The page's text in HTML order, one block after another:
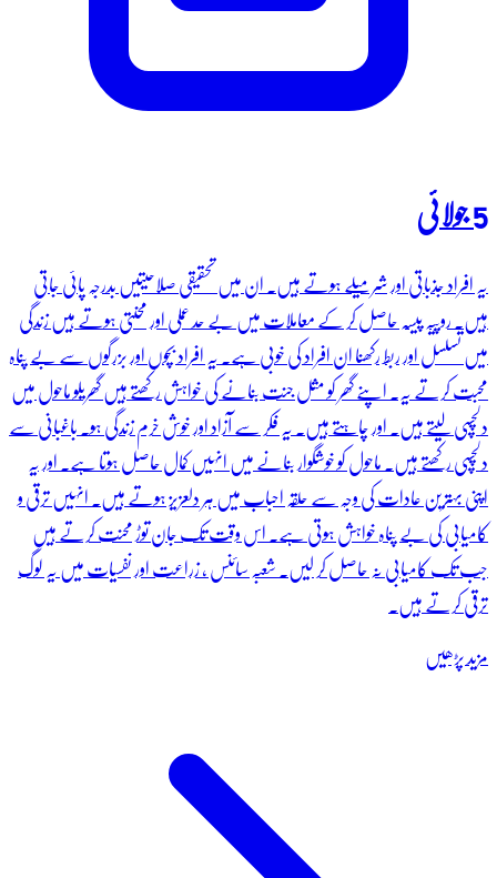
5 جولائی
یہ افراد جذباتی اور شرمیلے ہوتے ہیں۔ ان میں تحقیقی صلاحیتیں بدرجہ پائی جاتی
ہیں۔ روپیہ پیسہ حاصل کر کے معاملات میں بے حد عملی اور محنتی ہوتے ہیں زندگی
میں تسلسل اور ربط رکھنا ان افراد کی خوبی ہے۔ یہ افراد بچوں اور بزرگوں سے بے پناہ
محبت کرتے یہ۔ اپنے گھر کو مثل جنت بنانے کی خواہش رکھتے ہیں گھریلو ماحول میں
دلچسپی لیتے ہیں۔ اور چاہتے ہیں۔ یہ فکر سے آزاد اور خوش خرم زندگی ہو۔ باغبانی سے
دلچسپی رکھتے ہیں۔ ماحول کو خوشگوار بنانے میں انہیں کمال حاصل ہوتا ہے۔ اور یہ
اپنی بہترین عادات کی وجہ سے حلقہ احباب میں ہر دلعزیز ہوتے ہیں۔ انہیں ترقی و
کامیابی کی بے پناہ خواہش ہوتی ہے۔ اس وقت تک جان توڑ محنت کرتے ہیں
جب تک کامیابی نہ حاصل کر لیں۔ شعبہ سائنس ، زراعت اور نفسیات میں یہ لوگ
ترقی کرتے ہیں۔
مزید پڑھیں